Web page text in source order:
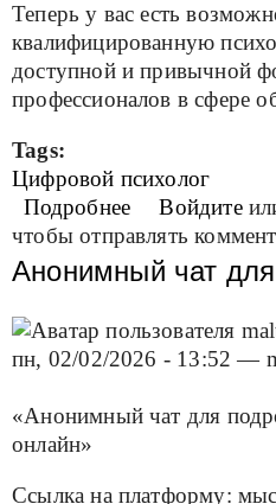
Теперь у вас есть
квалифицированную
доступной и привычной
профессионалов в сфере
Tags:
Цифровой психолог
Подробнее о Цифровой
Войдите
чтобы отправлять
Анонимный чат для
пн, 02/02/2026 - 13:52 —
«Анонимный чат для
онлайн»
Ссылка на платформу: